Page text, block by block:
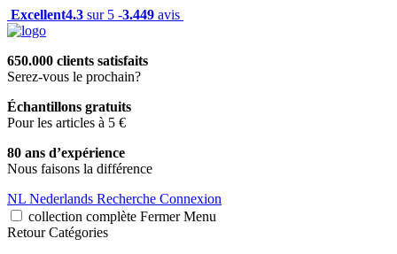
Excellent4.3 sur 5 -3.449 avis
650.000 clients satisfaits
Serez-vous le prochain?
Échantillons gratuits
Pour les articles à 5 €
80 ans d’expérience
Nous faisons la différence
NL Nederlands Recherche Connexion
collection complète Fermer Menu
Retour Catégories